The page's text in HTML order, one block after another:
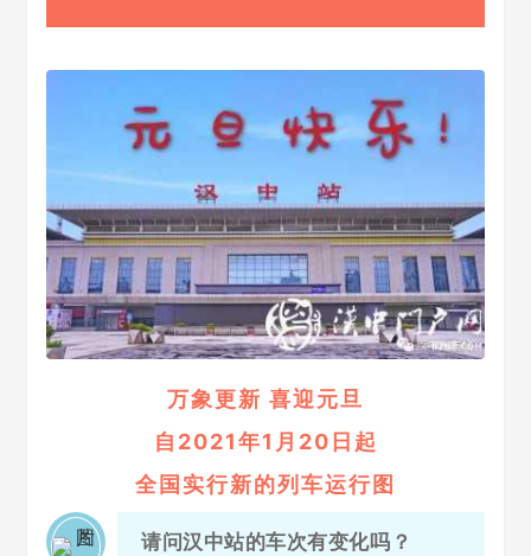
万象更新 喜迎元旦
自2021年1月20日起
全国实行新的列车运行图
请问汉中站的车次有变化吗？